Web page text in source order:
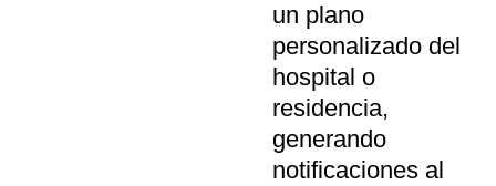
un plano
personalizado del
hospital o
residencia,
generando
notificaciones al